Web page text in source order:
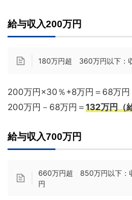
給与収入200万円
180万円超 360万円以下：
200万円×30％+8万円＝68万円
200万円－68万円＝ 132万円（
給与収入700万円
660万円超 850万円以下：
円